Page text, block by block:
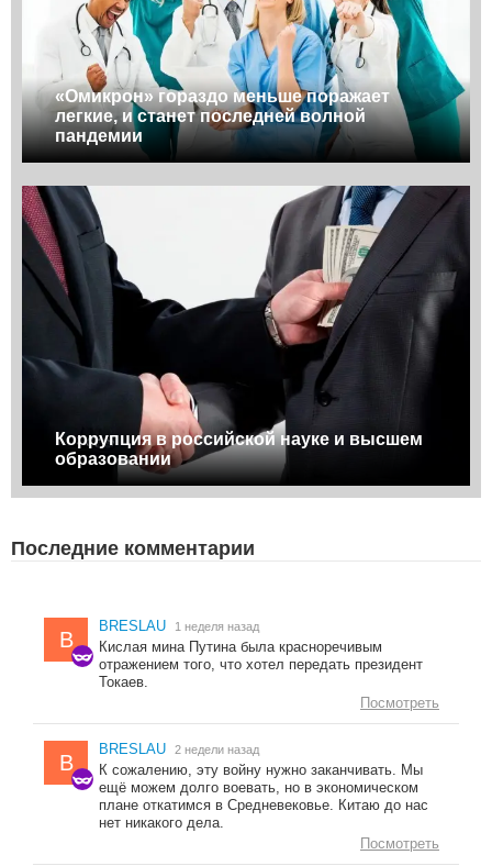
«Омикрон» гораздо меньше поражает
легкие, и станет последней волной
пандемии
Коррупция в российской науке и высшем
образовании
Последние комментарии
B
BRESLAU 1 неделя назад
Кислая мина Путина была красноречивым
отражением того, что хотел передать президент
Токаев.
Посмотреть
B
BRESLAU 2 недели назад
К сожалению, эту войну нужно заканчивать. Мы
ещё можем долго воевать, но в экономическом
плане откатимся в Средневековье. Китаю до нас
нет никакого дела.
Посмотреть